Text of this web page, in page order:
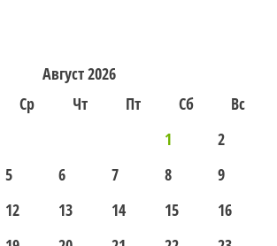
Август 2026
Ср Чт Пт Сб
Вс
1
2
5 6 7 8
9
12 13 14 15
16